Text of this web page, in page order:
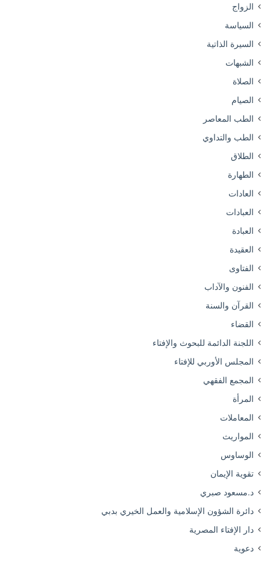
الزواج
السياسة
السيرة الذاتية
الشبهات
الصلاة
الصيام
الطب المعاصر
الطب والتداوي
الطلاق
الطهارة
العادات
العبادات
العبادة
العقيدة
الفتاوى
الفنون والآداب
القرآن والسنة
القضاء
اللجنة الدائمة للبحوث والإفتاء
المجلس الأوربي للإفتاء
المجمع الفقهي
المرأة
المعاملات
المواريث
الوساوس
تقوية الإيمان
د.مسعود صبري
دائرة الشؤون الإسلامية والعمل الخيري بدبي
دار الإفتاء المصرية
دعوية